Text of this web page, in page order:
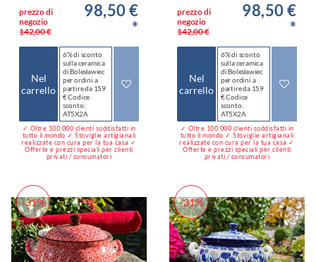
prezzo di
negozio
142,00 €
98,50 €
*
Nel
carrello
6% di sconto
sulla ceramica
di Bolesławiec
per ordini a
partire da 159
€ Codice
sconto:
AT5X2A
✓ Oltre 100.000 clienti soddisfatti in
tutto il mondo ✓ Stoviglie artigianali
realizzate con cura per la tua casa ✓
Offerte e prezzi speciali per clienti
privati / consumatori
prezzo di
negozio
142,00 €
98,50 €
*
Nel
carrello
6% di sconto
sulla ceramica
di Bolesławiec
per ordini a
partire da 159
€ Codice
sconto:
AT5X2A
✓ Oltre 100.000 clienti soddisfatti in
tutto il mondo ✓ Stoviglie artigianali
realizzate con cura per la tua casa ✓
Offerte e prezzi speciali per clienti
privati / consumatori
-31% -31%